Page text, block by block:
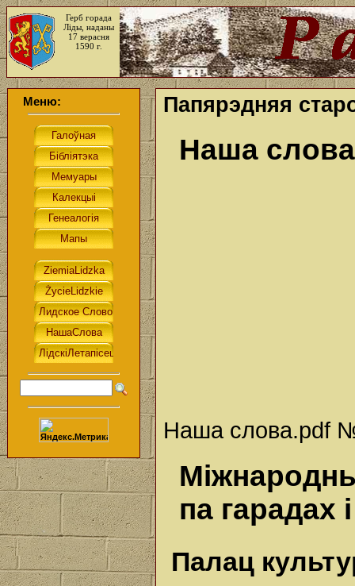
Герб горада
Ліды, наданы
17 верасня
1590 г.
Меню: Папярэдняя
Наша
Наша слова.pdf №
па гарадах
Палац